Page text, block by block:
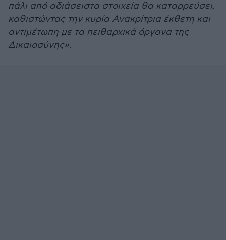
πάλι από αδιάσειστα στοιχεία θα καταρρεύσει,
καθιστώντας την κυρία Ανακρίτρια έκθετη και
αντιμέτωπη με τα πειθαρχικά όργανα της
Δικαιοσύνης».